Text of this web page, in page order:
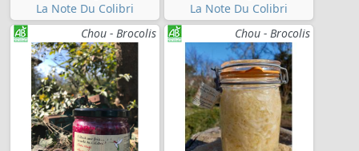
La Note Du Colibri
La Note Du Colibri
Chou - Brocolis
Chou - Brocolis